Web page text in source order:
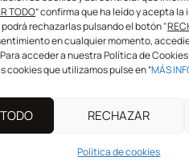
TODO” confirma que ha leído y acepta
rechazarlas pulsando el botón "
en cualquier momento,
acceder a nuestra Política de
cookies que utilizamos pulse en “MÁS
RECHAZAR
Política de cookies
¡COMPARTE CON
#longwell#
#